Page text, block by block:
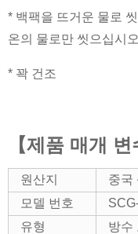
* 백팩을 뜨거운 물로
온의 물로만 씻으십시
* 꽉 건조
【제품 매개 변
원산지
중국
모델 번호
유형
방수